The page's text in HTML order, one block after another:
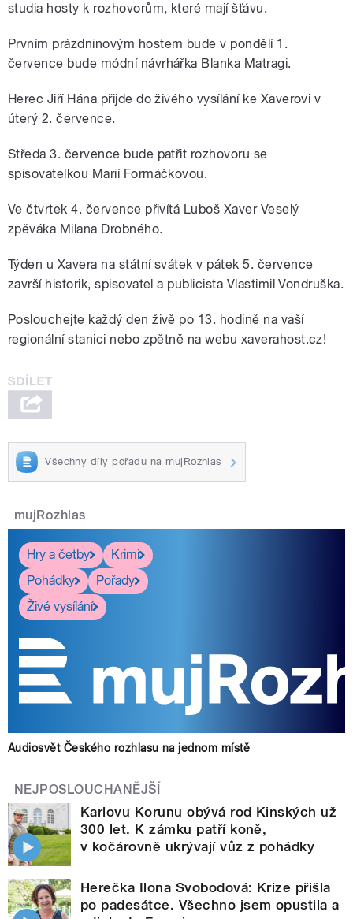
studia hosty k rozhovorům, které mají šťávu.
Prvním prázdninovým hostem bude v pondělí 1.
července bude módní návrhářka Blanka Matragi.
Herec Jiří Hána přijde do živého vysílání ke Xaverovi v
úterý 2. července.
Středa 3. července bude patřit rozhovoru se
spisovatelkou Marií Formáčkovou.
Ve čtvrtek 4. července přivítá Luboš Xaver Veselý
zpěváka Milana Drobného.
Týden u Xavera na státní svátek v pátek 5. července
završí historik, spisovatel a publicista Vlastimil Vondruška.
Poslouchejte každý den živě po 13. hodině na vaší
regionální stanici nebo zpětně na webu xaverahost.cz!
Všechny díly pořadu na mujRozhlas
mujRozhlas
Hry a četby
Krimi
Pohádky
Pořady
Živé vysílání
Audiosvět Českého rozhlasu na jednom místě
NEJPOSLOUCHANĚJŠÍ
Karlovu Korunu obývá rod Kinských už
300 let. K zámku patří koně,
v kočárovně ukrývají vůz z pohádky
Herečka Ilona Svobodová: Krize přišla
po padesátce. Všechno jsem opustila a